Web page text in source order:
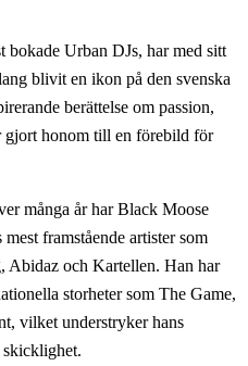
bokade Urban DJs, har med sitt
blivit en ikon på den svenska
berättelse om passion,
gjort honom till en förebild för
många år har Black Moose
framstående artister som
och Kartellen. Han har
storheter som The Game,
vilket understryker hans